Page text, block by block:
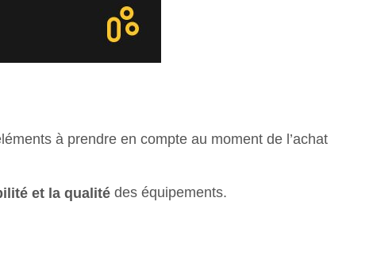
à prendre en compte au moment de l’achat
et la qualité des équipements.